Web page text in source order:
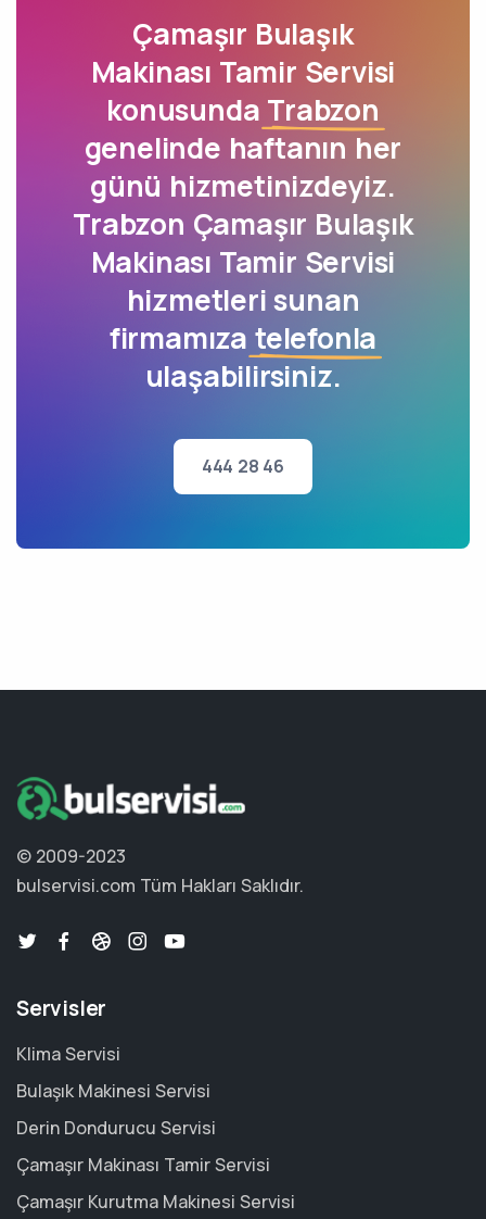
Çamaşır Bulaşık
Makinası Tamir Servisi
konusunda Trabzon
genelinde haftanın her
günü hizmetinizdeyiz.
Trabzon Çamaşır Bulaşık
Makinası Tamir Servisi
hizmetleri sunan
firmamıza telefonla
ulaşabilirsiniz.
444 28 46
© 2009-2023
bulservisi.com Tüm Hakları Saklıdır.
Servisler
Klima Servisi
Bulaşık Makinesi Servisi
Derin Dondurucu Servisi
Çamaşır Makinası Tamir Servisi
Çamaşır Kurutma Makinesi Servisi